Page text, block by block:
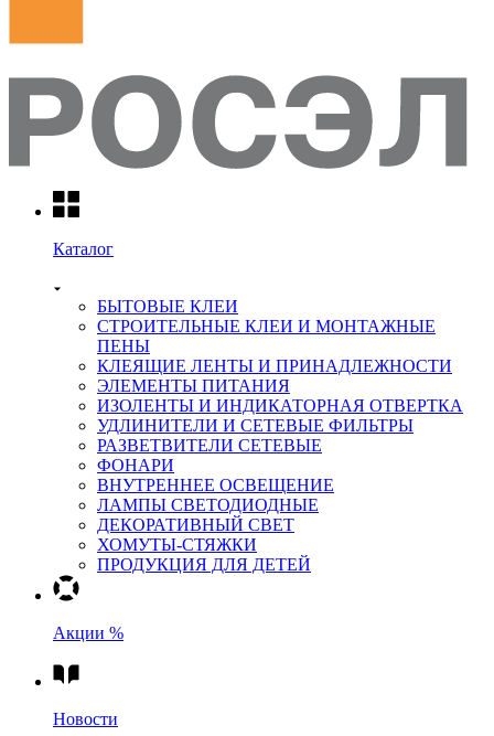
Каталог
БЫТОВЫЕ КЛЕИ
СТРОИТЕЛЬНЫЕ КЛЕИ И МОНТАЖНЫЕ
ПЕНЫ
КЛЕЯЩИЕ ЛЕНТЫ И ПРИНАДЛЕЖНОСТИ
ЭЛЕМЕНТЫ ПИТАНИЯ
ИЗОЛЕНТЫ И ИНДИКАТОРНАЯ ОТВЕРТКА
УДЛИНИТЕЛИ И СЕТЕВЫЕ ФИЛЬТРЫ
РАЗВЕТВИТЕЛИ СЕТЕВЫЕ
ФОНАРИ
ВНУТРЕННЕЕ ОСВЕЩЕНИЕ
ЛАМПЫ СВЕТОДИОДНЫЕ
ДЕКОРАТИВНЫЙ СВЕТ
ХОМУТЫ-СТЯЖКИ
ПРОДУКЦИЯ ДЛЯ ДЕТЕЙ
Акции %
Новости